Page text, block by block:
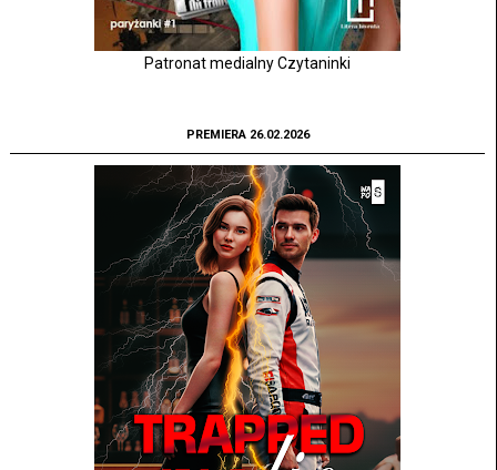
Patronat medialny Czytaninki
PREMIERA 26.02.2026